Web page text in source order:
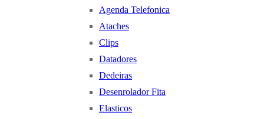
Agenda Telefonica
Ataches
Clips
Datadores
Dedeiras
Desenrolador Fita
Elasticos